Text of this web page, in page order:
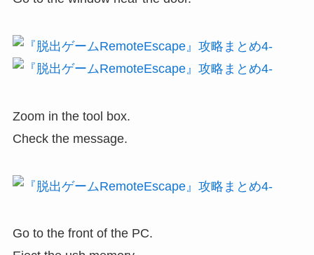
Zoom in the tool box.
Check the message.
Go to the front of the PC.